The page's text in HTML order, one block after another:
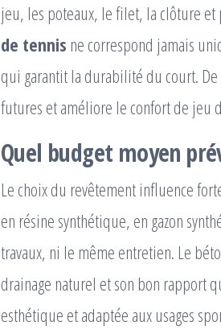
jeu, les poteaux, le filet, la clôture et
de tennis ne correspond jamais
qui garantit la durabilité du court.
futures et améliore le confort de jeu
Quel budget moyen
Le choix du revêtement influence
en résine synthétique, en gazon
travaux, ni le même entretien. Le
drainage naturel et son bon rapport
esthétique et adaptée aux usages